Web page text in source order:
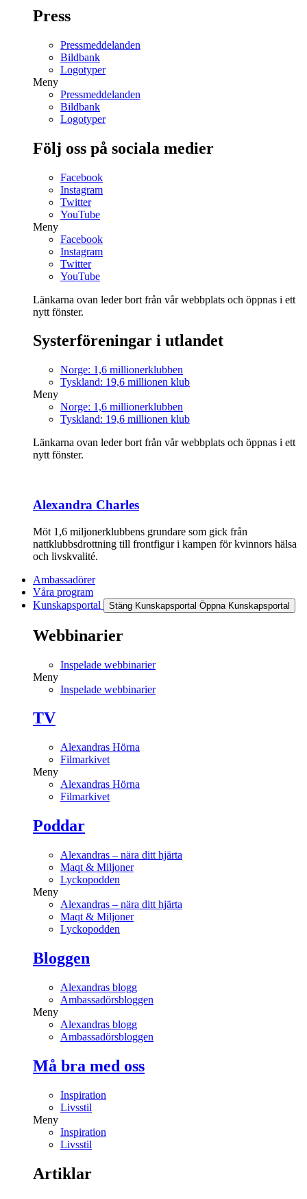
Press
Pressmeddelanden
Bildbank
Logotyper
Meny
Pressmeddelanden
Bildbank
Logotyper
Följ oss på sociala medier
Facebook
Instagram
Twitter
YouTube
Meny
Facebook
Instagram
Twitter
YouTube
Länkarna ovan leder bort från vår webbplats och öppnas i ett
nytt fönster.
Systerföreningar i utlandet
Norge: 1,6 millionerklubben
Tyskland: 19,6 millionen klub
Meny
Norge: 1,6 millionerklubben
Tyskland: 19,6 millionen klub
Länkarna ovan leder bort från vår webbplats och öppnas i ett
nytt fönster.
Alexandra Charles
Möt 1,6 miljonerklubbens grundare som gick från
nattklubbsdrottning till frontfigur i kampen för kvinnors hälsa
och livskvalité.
Ambassadörer
Våra program
Kunskapsportal
Stäng Kunskapsportal Öppna Kunskapsportal
Webbinarier
Inspelade webbinarier
Meny
Inspelade webbinarier
TV
Alexandras Hörna
Filmarkivet
Meny
Alexandras Hörna
Filmarkivet
Poddar
Alexandras – nära ditt hjärta
Maqt & Miljoner
Lyckopodden
Meny
Alexandras – nära ditt hjärta
Maqt & Miljoner
Lyckopodden
Bloggen
Alexandras blogg
Ambassadörsbloggen
Meny
Alexandras blogg
Ambassadörsbloggen
Må bra med oss
Inspiration
Livsstil
Meny
Inspiration
Livsstil
Artiklar